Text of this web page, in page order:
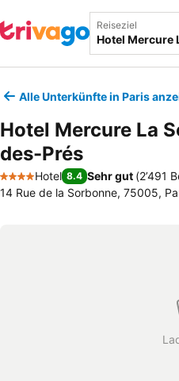
Reiseziel
Alle Unterkünfte in Paris
Hotel Mercure La
des-Prés
4 Sterne
Hotel 8.4 Sehr gut (2’491
14 Rue de la Sorbonne, 75005,